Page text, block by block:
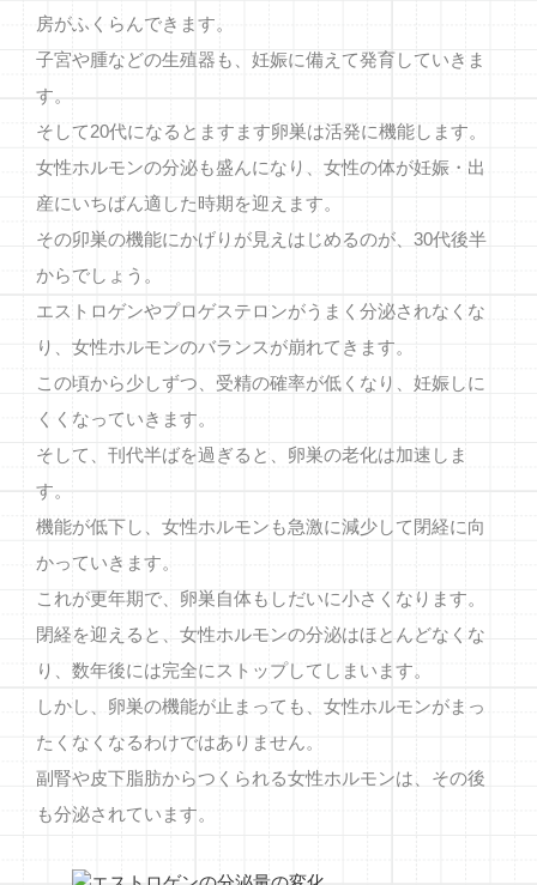
房がふくらんできます。
子宮や腫などの生殖器も、妊娠に備えて発育していきま
す。
そして20代になるとますます卵巣は活発に機能します。
女性ホルモンの分泌も盛んになり、女性の体が妊娠・出
産にいちばん適した時期を迎えます。
その卯巣の機能にかげりが見えはじめるのが、30代後半
からでしょう。
エストロゲンやプロゲステロンがうまく分泌されなくな
り、女性ホルモンのバランスが崩れてきます。
この頃から少しずつ、受精の確率が低くなり、妊娠しに
くくなっていきます。
そして、刊代半ばを過ぎると、卵巣の老化は加速しま
す。
機能が低下し、女性ホルモンも急激に減少して閉経に向
かっていきます。
これが更年期で、卵巣自体もしだいに小さくなります。
閉経を迎えると、女性ホルモンの分泌はほとんどなくな
り、数年後には完全にストップしてしまいます。
しかし、卵巣の機能が止まっても、女性ホルモンがまっ
たくなくなるわけではありません。
副腎や皮下脂肪からつくられる女性ホルモンは、その後
も分泌されています。